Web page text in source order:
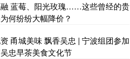
蓝莓、阳光玫瑰……这些曾经的贵
何纷纷大幅降价？
甬城美味 飘香吴忠 | 宁波组团参加
忠早茶美食文化节